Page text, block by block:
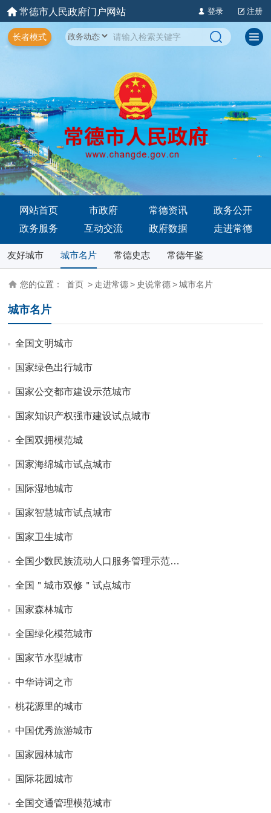
常德市人民政府门户网站 登录 注册
长者模式
网站首页 市政府 常德资讯
政务公开
政务服务
互动交流 政府数据 走进常德
友好城市 城市名片 常德史志 常德年鉴
您的位置： 首页 > 走进常德 > 史说常德 > 城市名片
城市名片
全国文明城市
国家绿色出行城市
国家公交都市建设示范城市
国家知识产权强市建设试点城市
全国双拥模范城
国家海绵城市试点城市
国际湿地城市
国家智慧城市试点城市
国家卫生城市
全国少数民族流动人口服务管理示范…
全国＂城市双修＂试点城市
国家森林城市
全国绿化模范城市
国家节水型城市
中华诗词之市
桃花源里的城市
中国优秀旅游城市
国家园林城市
国际花园城市
全国交通管理模范城市